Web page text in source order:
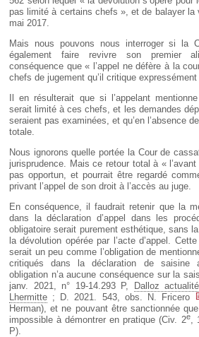
pas limité à certains chefs », et de balayer la
mai 2017.
Mais nous pouvons nous interroger si la
également faire revivre son premier
conséquence que « l’appel ne défère à la
chefs de jugement qu’il critique expressément
Il en résulterait que si l’appelant
serait limité à ces chefs, et les demandes
seraient pas examinées, et qu’en l’absence
totale.
Nous ignorons quelle portée la Cour de
jurisprudence. Mais ce retour total à «
pas opportun, et pourrait être regardé
privant l’appel de son droit à l’accès au juge.
En conséquence, il faudrait retenir que la
dans la déclaration d’appel dans les
obligatoire serait purement esthétique, sans
la dévolution opérée par l’acte d’appel.
serait un peu comme l’obligation de
critiqués dans la déclaration de saisine
obligation n’a aucune conséquence sur la
janv. 2021, n° 19-14.293 P,
Dalloz
Lhermitte ; D. 2021. 543, obs. N. Fricero
Herman), et ne pouvant être sanctionnée
impossible à démontrer en pratique (Civ. 2e,
P).